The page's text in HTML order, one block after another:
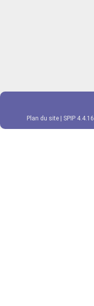
Plan du site SPIP 4.4.16